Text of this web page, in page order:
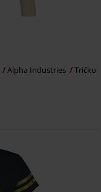
Alpha Industries
Tričko